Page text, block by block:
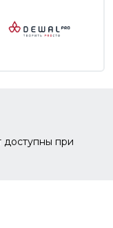
доступны при